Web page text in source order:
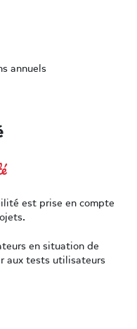
annuels
est prise en compte
en situation de
aux tests utilisateurs